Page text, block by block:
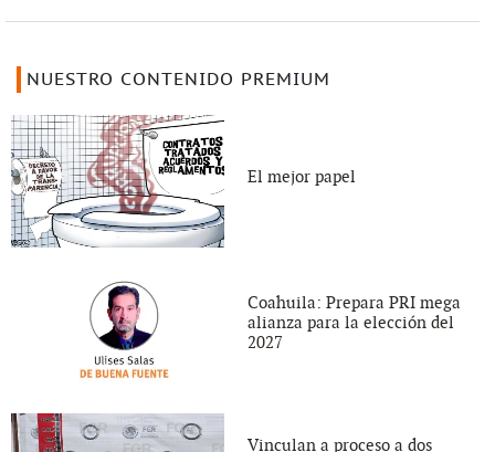
NUESTRO CONTENIDO PREMIUM
El mejor papel
Coahuila: Prepara PRI mega
alianza para la elección del
2027
Vinculan a proceso a dos